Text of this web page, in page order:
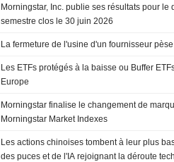
Morningstar, Inc. publie ses résultats pour
semestre clos le 30 juin 2026
La fermeture de l'usine d'un fournisseur
Les ETFs protégés à la baisse ou Buffer
Europe
Morningstar finalise le changement de
Morningstar Market Indexes
Les actions chinoises tombent à leur plus
des puces et de l'IA rejoignant la déroute